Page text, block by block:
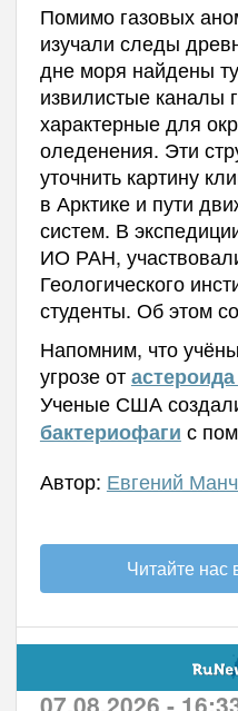
Помимо газовых
изучали следы
дне моря найдены
извилистые каналы
характерные для
оледенения. Эти
уточнить картину
в Арктике и пути
систем. В
ИО РАН,
Геологического
студенты. Об этом
Напомним, что
угрозе от
Ученые США
бактериофаги с
Автор: Евгений
Читайте нас
07.08.2026 -